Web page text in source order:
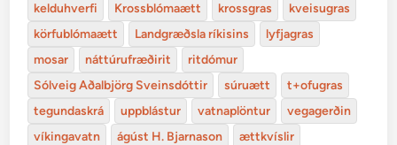
kelduhverfi
Krossblómaætt krossgras
kveisugras
körfublómaætt
Landgræðsla ríkisins
lyfjagras
mosar
náttúrufræðirit
ritdómur
Sólveig Aðalbjörg Sveinsdóttir
súruætt
t+ofugras
tegundaskrá
uppblástur vatnaplöntur
vegagerðin
víkingavatn
ágúst H. Bjarnason
ættkvíslir